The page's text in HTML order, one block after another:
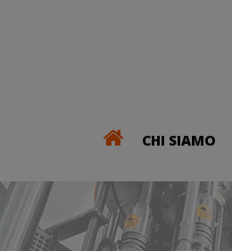
CHI SIAMO